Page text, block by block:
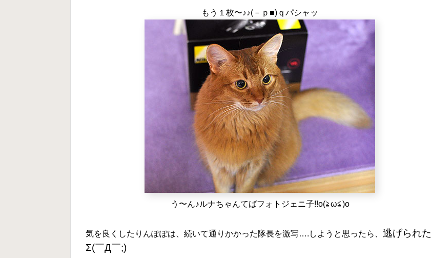
もう１枚〜♪♪(－ｐ■)ｑパシャッ
う〜ん♪ルナちゃんてばフォトジェニ子!!o(≧ω≦)o
気を良くしたりんぽぽは、続いて通りかかった隊長を激写….しようと思ったら、 逃げられた
Σ(￣Д￣;)